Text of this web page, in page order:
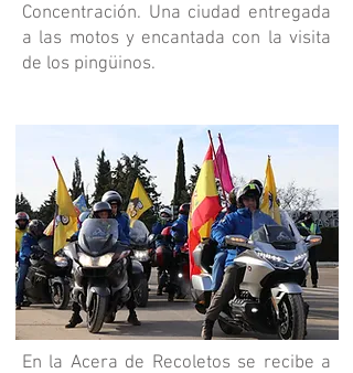
Concentración. Una ciudad entregada
a las motos y encantada con la visita
de los pingüinos.
En la Acera de Recoletos se recibe a